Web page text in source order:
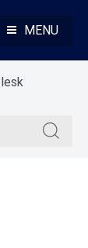
Web
MENU
por: